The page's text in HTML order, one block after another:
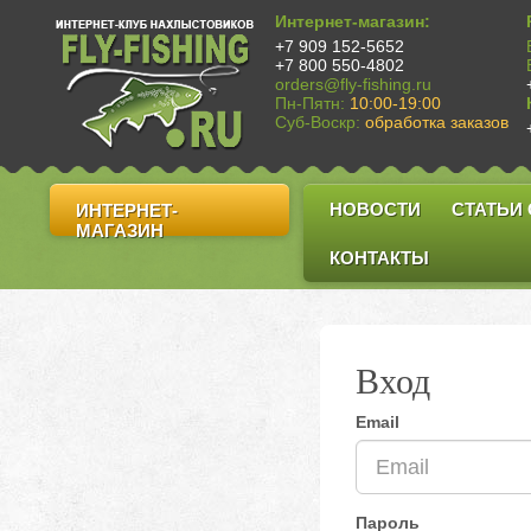
Интернет-магазин:
+7 909 152-5652
+7 800 550-4802
orders@fly-fishing.ru
Пн-Пятн: 10:00-19:00
Суб-Воскр: обработка заказов
ИНТЕРНЕТ-
МАГАЗИН
НОВОСТИ СТАТЬИ
КОНТАКТЫ
Вход
Email
Пароль